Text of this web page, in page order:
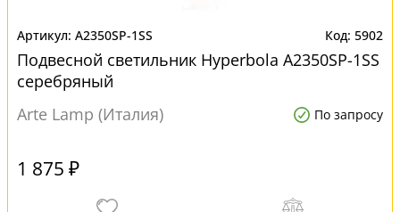
A2350SP-1SS 5902
Подвесной светильник Hyperbola A2350SP-1SS
серебряный
Arte Lamp (Италия)
По запросу
1 875 ₽